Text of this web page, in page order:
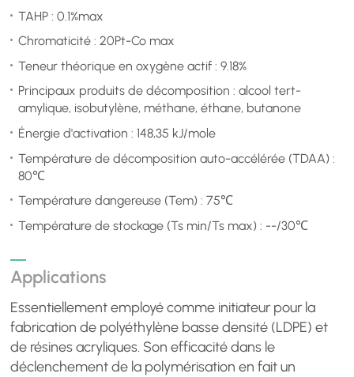
TAHP : 0.1%max
Chromaticité : 20Pt-Co max
Teneur théorique en oxygène actif : 9.18%
Principaux produits de décomposition : alcool tert-
amylique, isobutylène, méthane, éthane, butanone
Énergie d'activation : 148,35 kJ/mole
Température de décomposition auto-accélérée (TDAA) :
80℃
Température dangereuse (Tem) : 75℃
Température de stockage (Ts min/Ts max) : --/30℃
Applications
Essentiellement employé comme initiateur pour la
fabrication de polyéthylène basse densité (LDPE) et
de résines acryliques. Son efficacité dans le
déclenchement de la polymérisation en fait un